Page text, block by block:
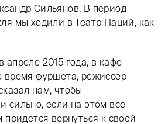
Сильянов. В период
мы ходили в Театр Наций, как
апреле 2015 года, в кафе
время фуршета, режиссер
нам, чтобы
сильно, если на этом все
придется вернуться к своей